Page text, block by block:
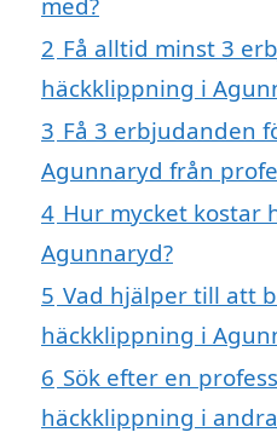
2 Få alltid minst 3
häckklippning i
3 Få 3 erbjudanden
Agunnaryd från
4 Hur mycket kostar
Agunnaryd?
5 Vad hjälper till att
häckklippning i
6 Sök efter en
häckklippning i